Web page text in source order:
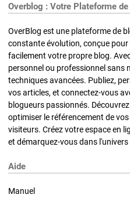
Overblog : Votre Plateforme
OverBlog est une plateforme de
constante évolution, conçue
facilement votre propre blog.
personnel ou professionnel sans
techniques avancées. Publiez,
vos articles, et connectez-vous
blogueurs passionnés.
optimiser le référencement de
visiteurs. Créez votre espace en
et démarquez-vous dans
Aide
Manuel